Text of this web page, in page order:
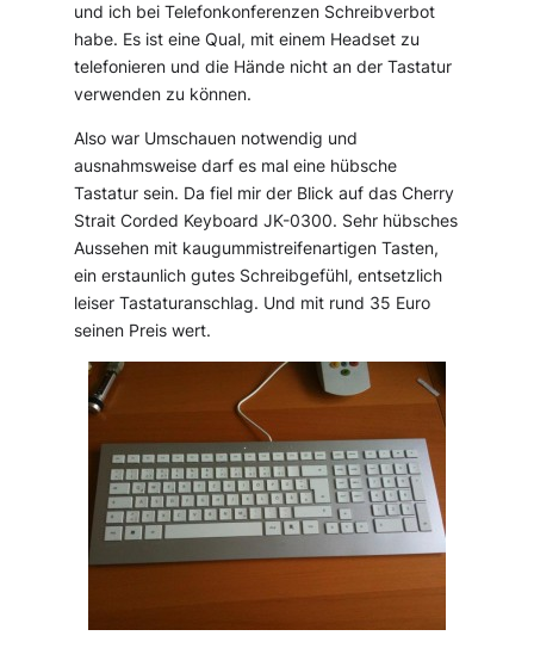
und ich bei Telefonkonferenzen Schreibverbot
habe. Es ist eine Qual, mit einem Headset zu
telefonieren und die Hände nicht an der Tastatur
verwenden zu können.
Also war Umschauen notwendig und
ausnahmsweise darf es mal eine hübsche
Tastatur sein. Da fiel mir der Blick auf das Cherry
Strait Corded Keyboard JK-0300. Sehr hübsches
Aussehen mit kaugummistreifenartigen Tasten,
ein erstaunlich gutes Schreibgefühl, entsetzlich
leiser Tastaturanschlag. Und mit rund 35 Euro
seinen Preis wert.